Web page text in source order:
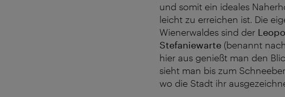
und somit ein ideales
leicht zu erreichen ist. Die
Wienerwaldes sind der
Stefaniewarte (benannt
hier aus genießt man den
sieht man bis zum
wo die Stadt ihr